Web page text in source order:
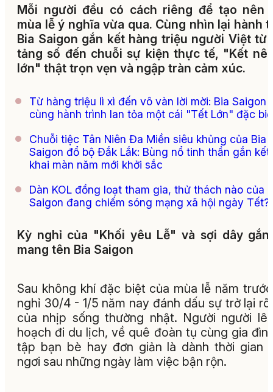
Mỗi người đều có cách riêng để tạo nên
mùa lễ ý nghĩa vừa qua. Cùng nhìn lại hành
Bia Saigon gắn kết hàng triệu người Việt từ
tảng số đến chuỗi sự kiện thực tế, "Kết
lớn" thật trọn vẹn và ngập tràn cảm xúc.
Từ hàng triệu lì xì đến vô vàn lời mời: Bia Saigon
cùng hành trình lan tỏa một cái "Tết Lớn" đặc
Chuỗi tiệc Tân Niên Đa Miền siêu khủng của Bia
Saigon đổ bộ Đắk Lắk: Bùng nổ tinh thần gắn kết,
khai màn năm mới khởi sắc
Dàn KOL đồng loạt tham gia, thử thách nào của
Saigon đang chiếm sóng mạng xã hội ngày Tết?
Kỳ nghỉ của "Khối yêu Lễ" và sợi dây
mang tên Bia Saigon
Sau không khí đặc biệt của mùa lễ năm
nghỉ 30/4 - 1/5 năm nay đánh dấu sự trở lại
của nhịp sống thường nhật. Người người
hoạch đi du lịch, về quê đoàn tụ cùng gia
tập bạn bè hay đơn giản là dành thời gian
ngơi sau những ngày làm việc bận rộn.